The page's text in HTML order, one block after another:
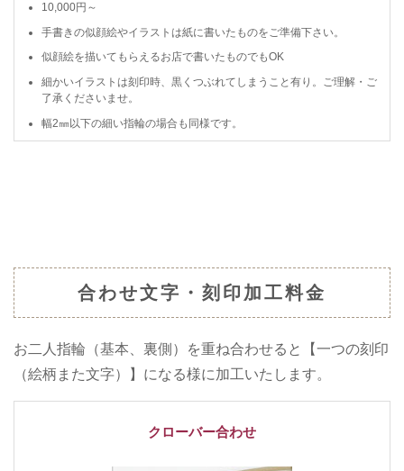
10,000円～
手書きの似顔絵やイラストは紙に書いたものをご準備下さい。
似顔絵を描いてもらえるお店で書いたものでもOK
細かいイラストは刻印時、黒くつぶれてしまうこと有り。ご理解・ご
了承くださいませ。
幅2㎜以下の細い指輪の場合も同様です。
合わせ文字・刻印加工料金
お二人指輪（基本、裏側）を重ね合わせると【一つの刻印
（絵柄また文字）】になる様に加工いたします。
クローバー合わせ